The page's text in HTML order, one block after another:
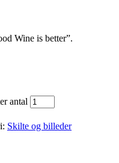
Wine is better”.
antal
Skilte og billeder